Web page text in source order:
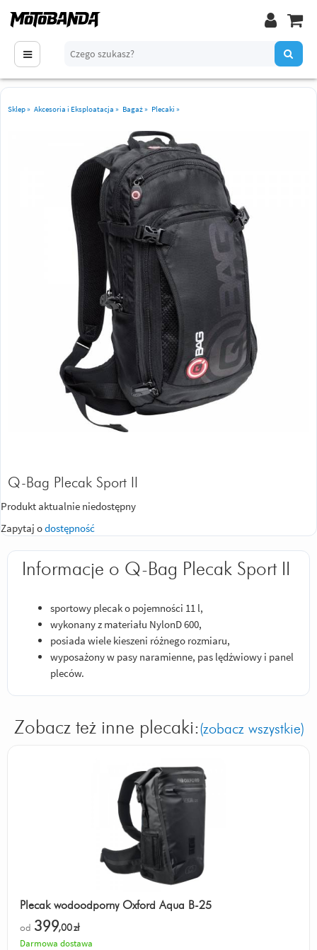
Sklep» Akcesoria i Eksploatacja » Bagaż» Plecaki »
Q-Bag Plecak Sport II
Produkt aktualnie niedostępny
Zapytaj odostępność
Informacje o Q-Bag Plecak Sport II
sportowy plecak o pojemności 11 l,
wykonany z materiału NylonD 600,
posiada wiele kieszeni różnego rozmiaru,
wyposażony w pasy naramienne, pas lędźwiowy i panel
pleców.
Zobacz też inne plecaki:(zobacz wszystkie)
Plecak wodoodporny Oxford Aqua B-25
od 399,00zł
Darmowa dostawa